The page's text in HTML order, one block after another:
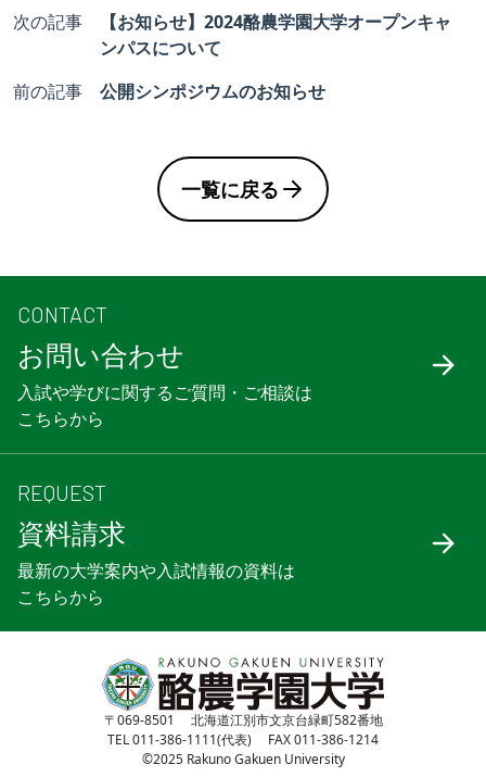
次の記事
【お知らせ】2024酪農学園大学オープンキャ
ンパスについて
前の記事
公開シンポジウムのお知らせ
一覧に戻る
CONTACT
お問い合わせ
入試や学びに関するご質問・ご相談は
こちらから
REQUEST
資料請求
最新の大学案内や入試情報の資料は
こちらから
〒069-8501 北海道江別市文京台緑町582番地
TEL 011-386-1111(代表) FAX 011-386-1214
©2025 Rakuno Gakuen University